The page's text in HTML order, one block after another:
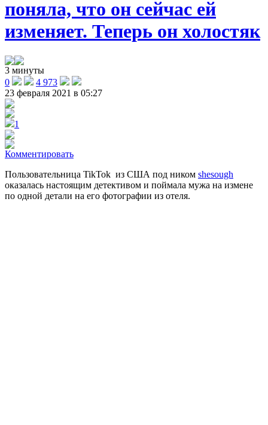
поняла, что он сейчас ей
изменяет. Теперь он холостяк
3 минуты
0
4 973
23 февраля 2021 в 05:27
1
Комментировать
Пользовательница TikTok из США под ником shesough
оказалась настоящим детективом и поймала мужа на измене
по одной детали на его фотографии из отеля.